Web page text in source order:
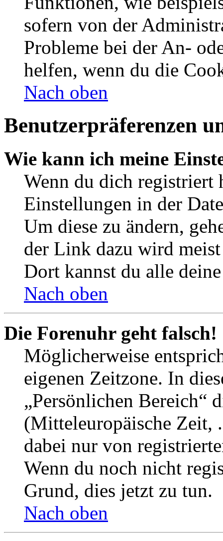
sofern von der
Probleme bei der An-
helfen, wenn du die
Nach oben
Benutzerpräferenzen
Wie kann ich meine
Wenn du dich registriert
Einstellungen in der
Um diese zu ändern,
der Link dazu wird
Dort kannst du alle
Nach oben
Die Forenuhr geht falsch!
Möglicherweise
eigenen Zeitzone. In
„Persönlichen Bereich“
(Mitteleuropäische Zeit,
dabei nur von
Wenn du noch nicht
Grund, dies jetzt zu tun.
Nach oben